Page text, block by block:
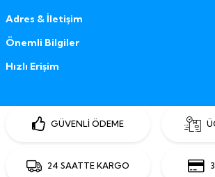
Adres & İletişim
Önemli Bilgiler
Hızlı Erişim
GÜVENLİ ÖDEME
24 SAATTE KARGO